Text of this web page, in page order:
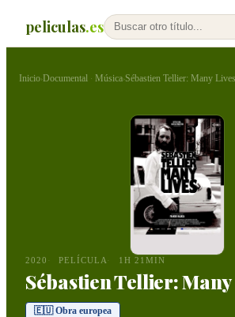
peliculas.es
Inicio›Documental · Música›Sébastien Tellier: Many Lives
2020 PELÍCULA 1H 21MIN
Sébastien Tellier: Many
🇪🇺 Obra europea